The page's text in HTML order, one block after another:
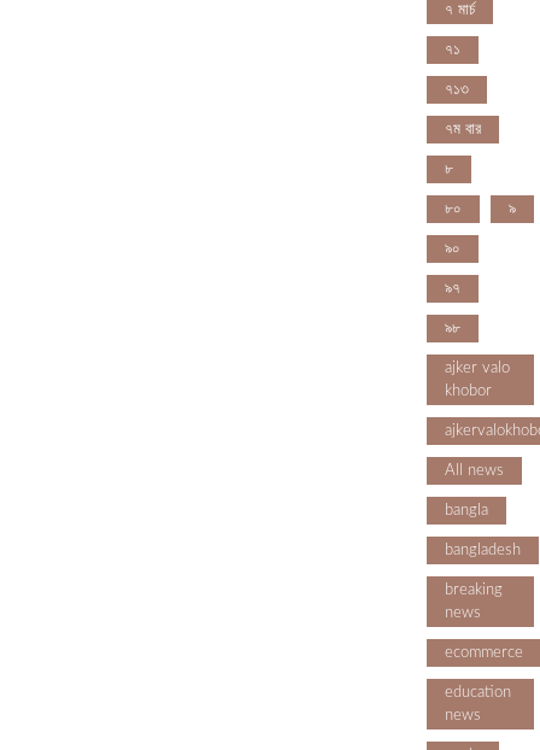
৭ মার্চ
৭১
৭১৩
৭ম বার
৮
৮০ ৯
৯০
৯৭
৯৮
ajker valo
khobor
All news
bangla
bangladesh
breaking
news
ecommerce
education
news